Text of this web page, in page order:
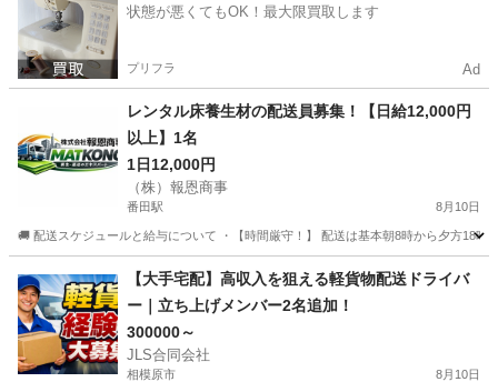
状態が悪くてもOK！最大限買取します
プリフラ Ad
レンタル床養生材の配送員募集！【日給12,000円
以上】1名
1日12,000円
（株）報恩商事
番田駅 8月10日
🚚 配送スケジュールと給与について ・【時間厳守！】 配送は基本朝8時から夕方18
相模原市 番田駅 配送 建設現場
【大手宅配】高収入を狙える軽貨物配送ドライバ
ー｜立ち上げメンバー2名追加！
300000～
JLS合同会社
相模原市 8月10日